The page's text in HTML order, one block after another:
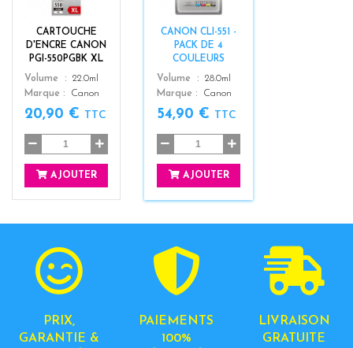
CARTOUCHE
D'ENCRE CANON
PGI-550PGBK XL
Color
k
Volume
22.0ml
Marque
Canon
20,90 € TTC
AJOUTER
CANON CLI-551 -
PACK DE 4
COULEURS
Color
Volume
28.0ml
Marque
Canon
54,90 € TTC
AJOUTER
PRIX,
GARANTIE &
PAIEMENTS
100%
LIVRAISON
GRATUITE